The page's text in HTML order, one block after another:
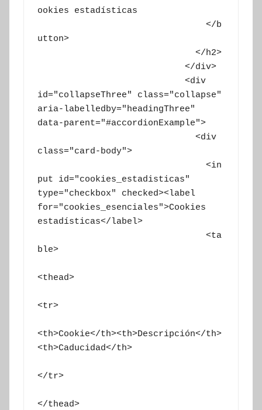
ookies estadísticas
utton>
id="collapseThree" class="collapse"
aria-labelledby="headingThree"
data-parent="#accordionExample">
class="card-body">
put id="cookies_estadisticas"
type="checkbox" checked><label
for="cookies_esenciales">Cookies
estadísticas</label>
ble>
<thead>
<tr>
<th>Cookie</th><th>Descripción</th>
<th>Caducidad</th>
</tr>
</thead>